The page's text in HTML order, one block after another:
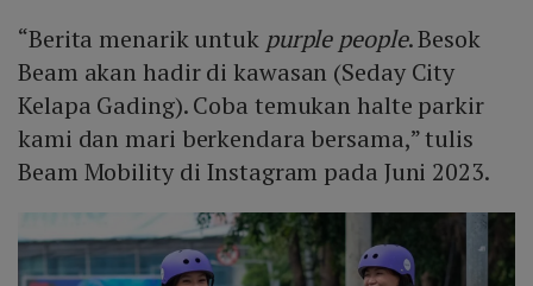
“Berita menarik untuk purple people. Besok
Beam akan hadir di kawasan (Seday City
Kelapa Gading). Coba temukan halte parkir
kami dan mari berkendara bersama,” tulis
Beam Mobility di Instagram pada Juni 2023.